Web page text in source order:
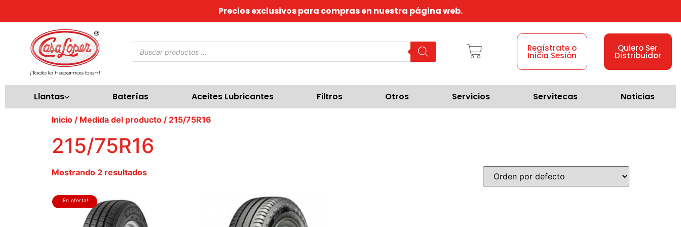
Precios exclusivos para compras en nuestra página web.
Regístrate o
Inicia Sesión
Quiero Ser
Distribuidor
Llantas Baterías Aceites Lubricantes Filtros Otros Servicios Servitecas Noticias
Inicio / Medida del producto / 215/75R16
215/75R16
Mostrando 2 resultados
¡En oferta!